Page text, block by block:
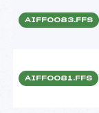
AIFF0083.FFS
AIFF0081.FFS